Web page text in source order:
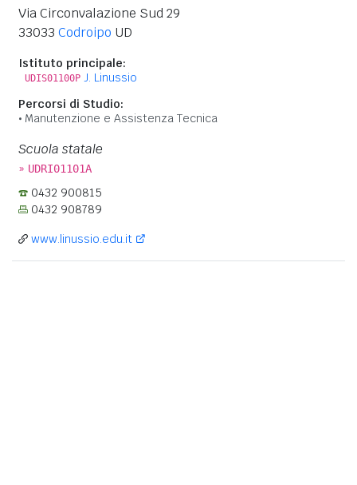
Via Circonvalazione Sud 29
33033 Codroipo UD
Istituto principale:
UDIS01100P J. Linussio
Percorsi di Studio:
Manutenzione e Assistenza Tecnica
Scuola statale
» UDRI01101A
0432 900815
0432 908789
www.linussio.edu.it